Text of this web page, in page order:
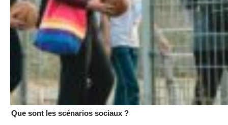
Que sont les scénarios sociaux ?